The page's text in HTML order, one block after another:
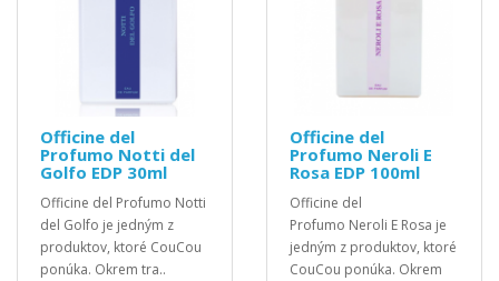
Officine del
Profumo Notti del
Golfo EDP 30ml
Officine del Profumo Notti
del Golfo je jedným z
produktov, ktoré CouCou
ponúka. Okrem tra..
Officine del
Profumo Neroli E
Rosa EDP 100ml
Officine del
Profumo Neroli E Rosa je
jedným z produktov, ktoré
CouCou ponúka. Okrem